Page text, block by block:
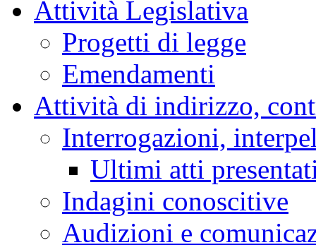
Attività Legislativa
Progetti di legge
Emendamenti
Attività di indirizzo,
Interrogazioni,
Ultimi atti
Indagini conoscitive
Audizioni e